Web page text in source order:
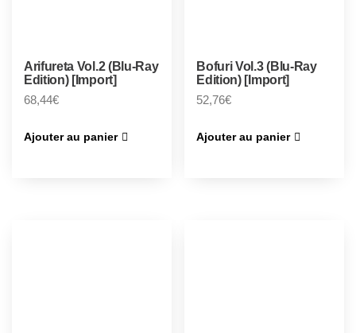
Arifureta Vol.2 (Blu-Ray
Edition) [Import]
68,44€
Ajouter au panier
Bofuri Vol.3 (Blu-Ray
Edition) [Import]
52,76€
Ajouter au panier